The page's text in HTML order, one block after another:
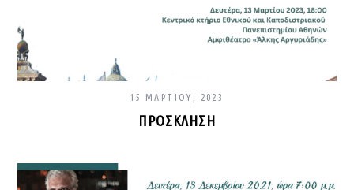
15 ΜΑΡΤΊΟΥ, 2023
ΠΡΌΣΚΛΗΣΗ